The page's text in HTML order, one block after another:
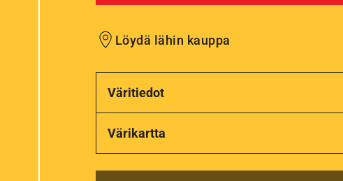
Löydä lähin kauppa
Väritiedot
Värikartta